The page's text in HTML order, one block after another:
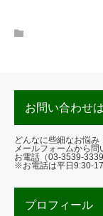
お問い合わせ
どんなに些細なお悩み
メールフォームから
お電話（03-3539-3339
※お電話は平日9:30-
プロフィール